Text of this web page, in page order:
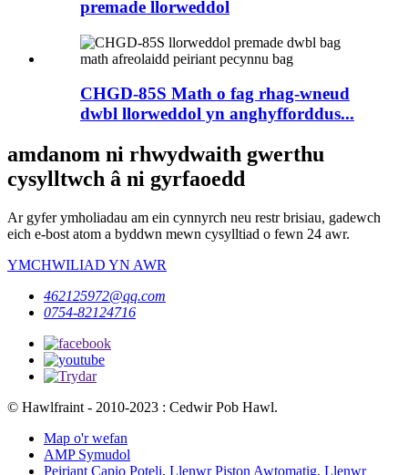
premade llorweddol
CHGD-85S Math o fag rhag-wneud
dwbl llorweddol yn anghyfforddus...
amdanom ni rhwydwaith gwerthu
cysylltwch â ni gyrfaoedd
Ar gyfer ymholiadau am ein cynnyrch neu restr brisiau, gadewch
eich e-bost atom a byddwn mewn cysylltiad o fewn 24 awr.
YMCHWILIAD YN AWR
462125972@qq.com
0754-82124716
© Hawlfraint - 2010-2023 : Cedwir Pob Hawl.
Map o'r wefan
AMP Symudol
Peiriant Capio Poteli, Llenwr Piston Awtomatig, Llenwr